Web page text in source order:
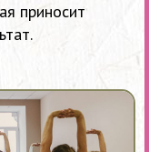
приносит